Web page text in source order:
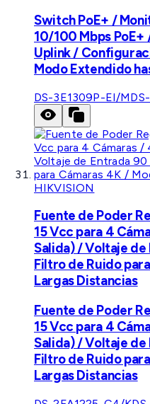
Switch PoE+ /
10/100 Mbps
Uplink /
Modo Extendido
DS-3E1309P-EI/M
HIKVISION
Fuente de Poder
15 Vcc para 4
Salida) / Voltaje
Filtro de Ruido
Largas Distancias
Fuente de Poder
15 Vcc para 4
Salida) / Voltaje
Filtro de Ruido
Largas Distancias